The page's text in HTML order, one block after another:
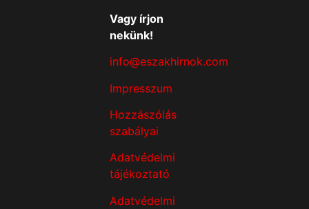
Vagy írjon
nekünk!
info@eszakhirnok.com
Impresszum
Hozzászólás
szabályai
Adatvédelmi
tájékoztató
Adatvédelmi